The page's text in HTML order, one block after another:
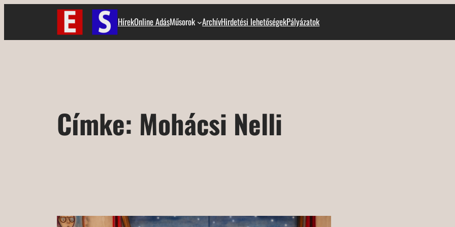
HírekOnline AdásMűsorok ArchívHirdetési lehetőségekPályázatok
Címke: Mohácsi Nelli